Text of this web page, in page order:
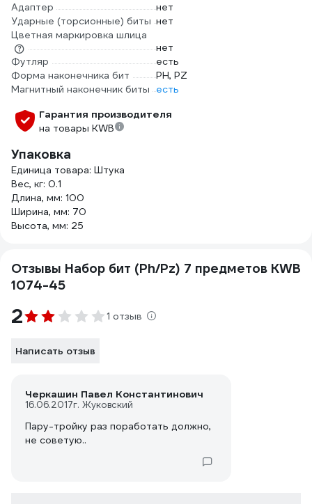
Адаптер
нет
Ударные (торсионные) биты нет
Цветная маркировка шлица
нет
Футляр
есть
Форма наконечника бит
PH, PZ
Магнитный наконечник биты
есть
Гарантия производителя
на товары KWB
Упаковка
Единица товара: Штука
Вес, кг: 0.1
Длина, мм: 100
Ширина, мм: 70
Высота, мм: 25
Отзывы Набор бит (Ph/Pz) 7 предметов KWB
1074-45
2 1 отзыв
Написать отзыв
Черкашин Павел Константинович
16.06.2017г. Жуковский
Пару-тройку раз поработать должно,
не советую..